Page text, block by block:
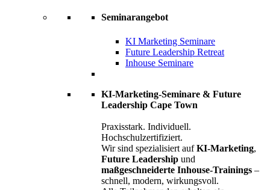
Seminarangebot
KI Marketing Seminare
Future Leadership Retreat
Inhouse Seminare
KI-Marketing-Seminare & Future
Leadership Cape Town
Praxisstark. Individuell.
Hochschulzertifiziert.
Wir sind spezialisiert aufKI-Marketing,
Future Leadership und
maßgeschneiderte Inhouse-Trainings –
schnell, modern, wirkungsvoll.